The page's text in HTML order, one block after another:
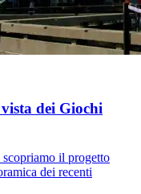
dei Giochi
il progetto
dei recenti